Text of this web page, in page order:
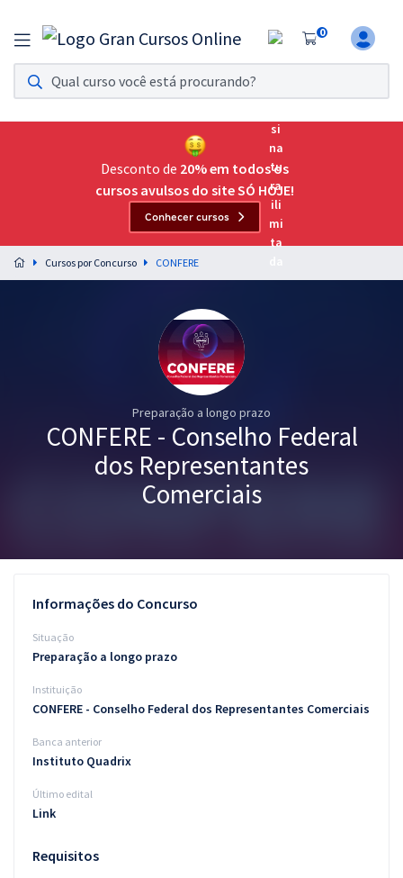
0
Assinatura Ilimitada 11
Acesso a todos os cursos. Teste grátis por 7 dias!
Assinatura OAB Até Passar
Acesso ilimitado a toda preparação para o Exame da
Preparação completa e intensiva para as principais
residências em saúde do Brasil
Blog
Aprovados
Atendimento
Desconto de 20% em todos os
cursos avulsos do site SÓ HOJE!
Conhecer cursos
Cursos por Concurso CONFERE
Preparação a longo prazo
CONFERE - Conselho Federal
dos Representantes
Comerciais
Informações do Concurso
Situação
Preparação a longo prazo
Instituição
CONFERE - Conselho Federal dos Representantes Comerciais
Banca anterior
Instituto Quadrix
Último edital
Link
Requisitos